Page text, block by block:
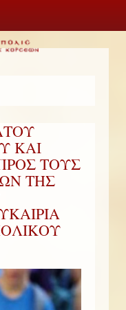
ΚΑΙ
ΤΟΥΣ
ΤΗΣ